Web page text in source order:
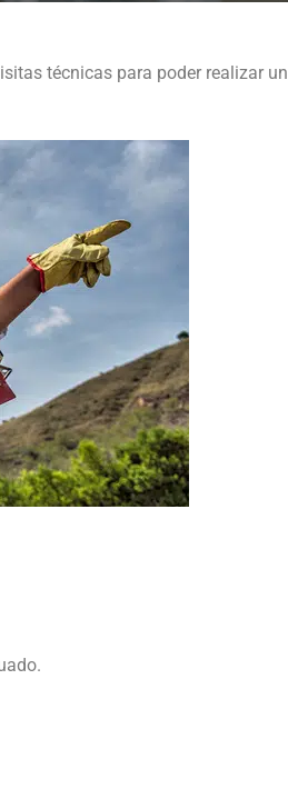
técnicas para poder realizar un